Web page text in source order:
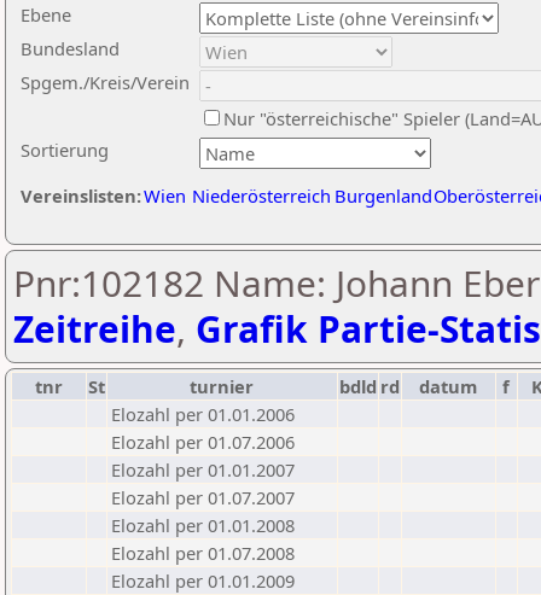
Ebene
Sortierung
Bundesland
Spgem./Kreis/Verein
Nur "österreichische" Spieler
Vereinslisten:Wien Niederösterreich Burgenland
Pnr:102182 Name: Johann
Zeitreihe, Grafik Partie-
tnr St turnier bdld rd datum f
Elozahl per 01.01.2006
Elozahl per 01.07.2006
Elozahl per 01.01.2007
Elozahl per 01.07.2007
Elozahl per 01.01.2008
Elozahl per 01.07.2008
Elozahl per 01.01.2009